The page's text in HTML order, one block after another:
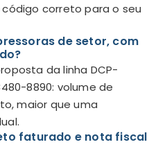
correto para o seu
de setor, com
da linha DCP-
8890: volume de
maior que uma
faturado e nota fiscal